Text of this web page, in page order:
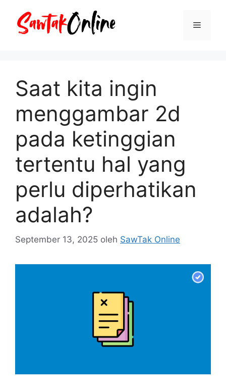
Menu
Saat kita ingin
menggambar 2d
pada ketinggian
tertentu hal yang
perlu diperhatikan
adalah?
September 13, 2025 oleh SawTak Online